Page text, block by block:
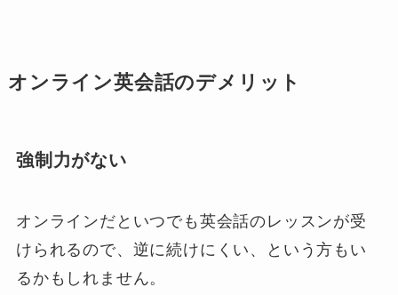
オンライン英会話のデメリット
強制力がない
オンラインだといつでも英会話のレッスンが受
けられるので、逆に続けにくい、という方もい
るかもしれません。